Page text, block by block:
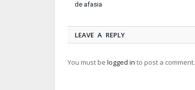
de afasia
LEAVE A REPLY
You must be logged in to post a comment.